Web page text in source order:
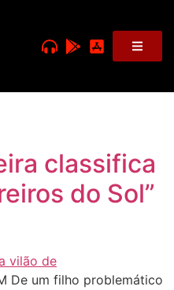
classifica
do Sol”
De um filho problemático